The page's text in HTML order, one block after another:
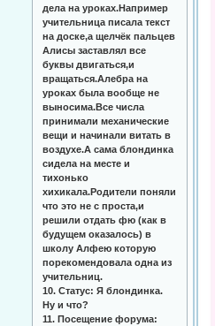
дела на уроках.Например
учительница писала текст
на доске,а щелчёк пальцев
Алисы заставлял все
буквы двигаться,и
вращаться.Алебра на
уроках была вообще не
выносима.Все числа
принимали механические
вещи и начинали витать в
воздухе.А сама блондинка
сидела на месте и
тихонько
хихикала.Родители поняли
что это не с проста,и
решили отдать фю (как в
будущем оказалось) в
школу Алфею которую
порекомендовала одна из
учительниц.
10. Статус: Я блондинка.
Ну и что?
11. Посещение форума: